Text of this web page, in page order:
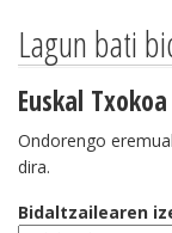
Lagun bati
Euskal
Ondorengo
dira.
Bidaltzailearen